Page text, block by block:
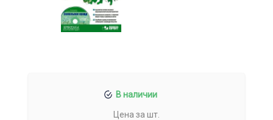
В наличии
Цена за шт.